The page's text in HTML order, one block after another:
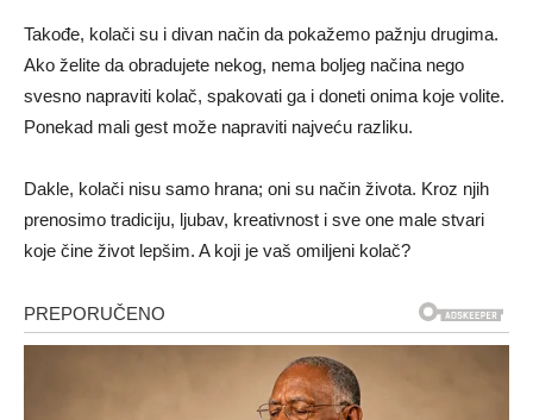
Takođe, kolači su i divan način da pokažemo pažnju drugima.
Ako želite da obradujete nekog, nema boljeg načina nego
svesno napraviti kolač, spakovati ga i doneti onima koje volite.
Ponekad mali gest može napraviti najveću razliku.
Dakle, kolači nisu samo hrana; oni su način života. Kroz njih
prenosimo tradiciju, ljubav, kreativnost i sve one male stvari
koje čine život lepšim. A koji je vaš omiljeni kolač?